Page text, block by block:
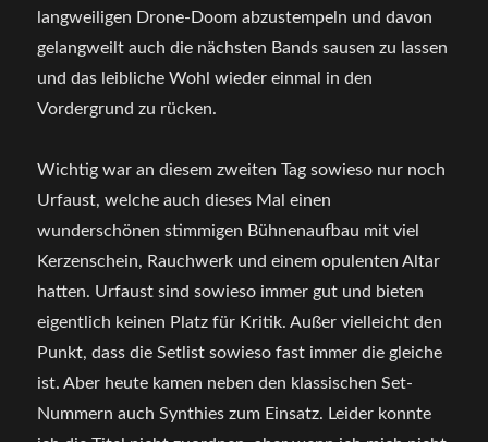
langweiligen Drone-Doom abzustempeln und davon
gelangweilt auch die nächsten Bands sausen zu lassen
und das leibliche Wohl wieder einmal in den
Vordergrund zu rücken.
Wichtig war an diesem zweiten Tag sowieso nur noch
Urfaust, welche auch dieses Mal einen
wunderschönen stimmigen Bühnenaufbau mit viel
Kerzenschein, Rauchwerk und einem opulenten Altar
hatten. Urfaust sind sowieso immer gut und bieten
eigentlich keinen Platz für Kritik. Außer vielleicht den
Punkt, dass die Setlist sowieso fast immer die gleiche
ist. Aber heute kamen neben den klassischen Set-
Nummern auch Synthies zum Einsatz. Leider konnte